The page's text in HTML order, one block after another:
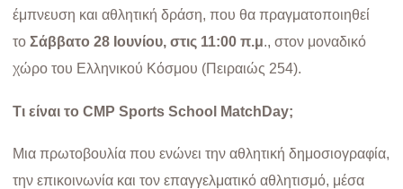
έμπνευση και αθλητική δράση, που θα πραγματοποιηθεί
το Σάββατο 28 Ιουνίου, στις 11:00 π.μ., στον μοναδικό
χώρο του Ελληνικού Κόσμου (Πειραιώς 254).
Τι είναι το CMP Sports School MatchDay;
Μια πρωτοβουλία που ενώνει την αθλητική δημοσιογραφία,
την επικοινωνία και τον επαγγελματικό αθλητισμό, μέσα